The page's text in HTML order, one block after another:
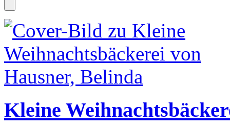
Kleine